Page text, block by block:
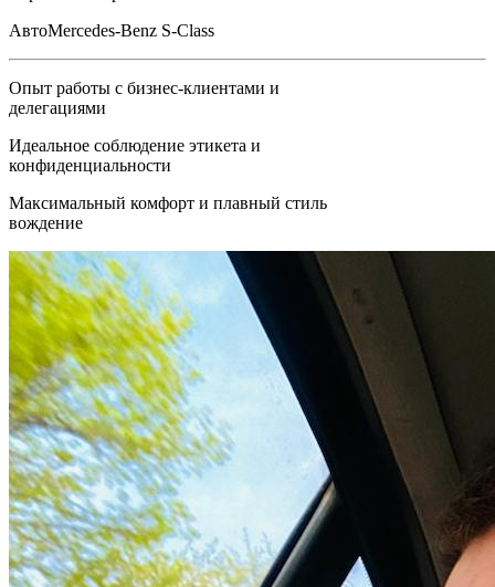
АвтоMercedes-Benz S-Class
Опыт работы с бизнес-клиентами и
делегациями
Идеальное соблюдение этикета и
конфиденциальности
Максимальный комфорт и плавный стиль
вождение